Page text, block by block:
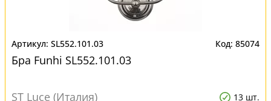
SL552.101.03 85074
Бра Funhi SL552.101.03
ST Luce (Италия) 13 шт.